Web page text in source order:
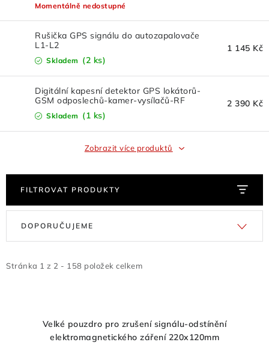
VŠECHNY POLOŽKY V E-SHOPU
Kontakty
Doprava a platba
Poučení o odstoupení od smlouvy
Odstoupení od kupní smlouvy
Obchodní podmínky velkoobchod
Hodnocení obchodu
Momentálně nedostupné
Rušička GPS signálu do autozapalovače
L1-L2
Skladem (2 ks)
1 145 Kč
Digitální kapesní detektor GPS lokátorů-
GSM odposlechů-kamer-vysílačů-RF
signálů
Skladem (1 ks)
2 390 Kč
Zobrazit více produktů
FILTROVAT PRODUKTY
i
Stránka 1 z 2 - 158 položek celkem
e
DOPORUČUJEME
Velké pouzdro pro zrušení signálu-odstínění
elektromagnetického záření 220x120mm